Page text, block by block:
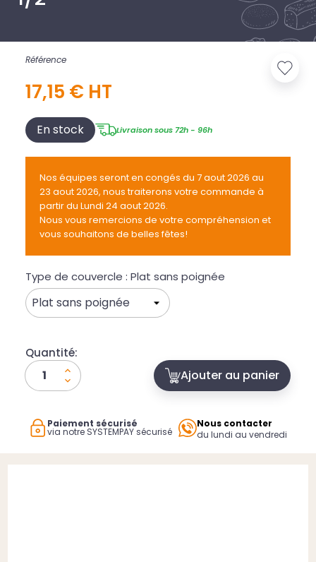
Référence
17,15 € HT
En stock Livraison sous 72h - 96h
Nos équipes seront en congés du 7 aout 2026 au
23 aout 2026, nous traiterons votre commande à
partir du Lundi 24 aout 2026.
Nous vous remercions de votre compréhension et
vous souhaitons de belles fêtes!
Type de couvercle : Plat sans poignée
Quantité:
Ajouter au panier
Paiement sécurisé
via notre SYSTEMPAY sécurisé
Nous contacter
du lundi au vendredi